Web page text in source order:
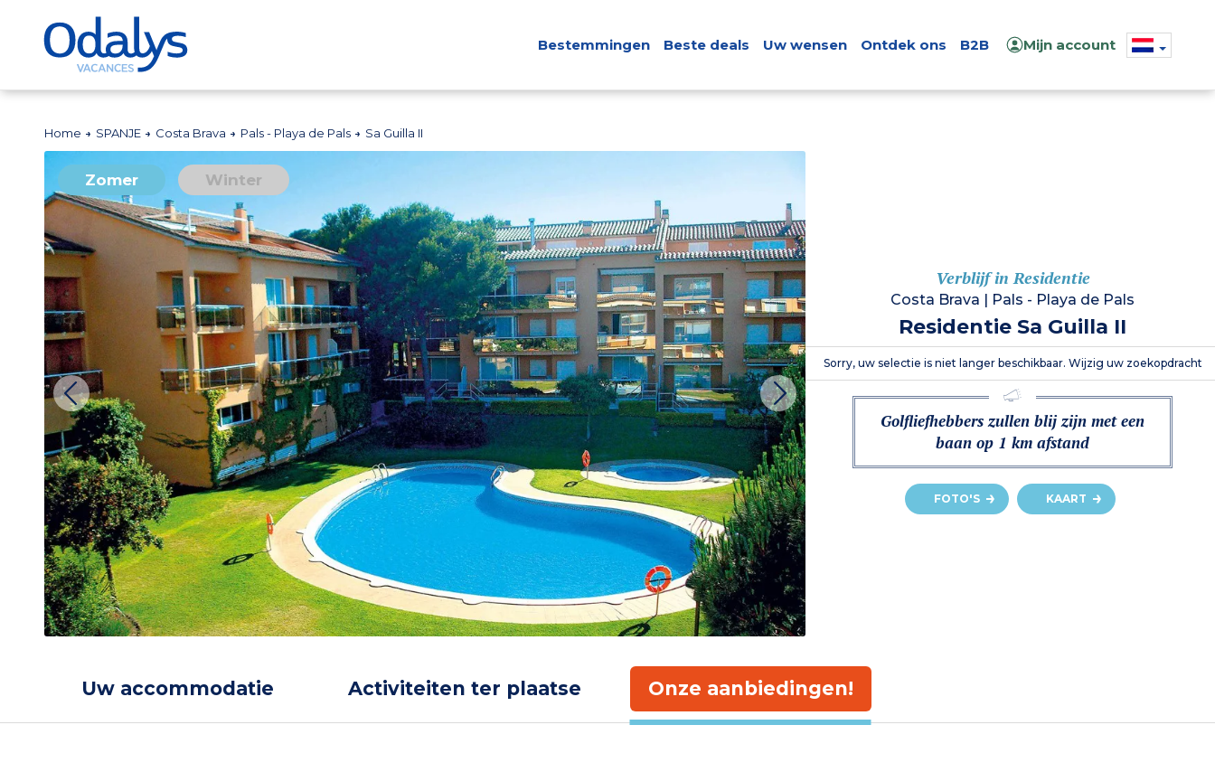
Bestemmingen Beste deals Uw wensen Ontdek ons B2B Mijn account
Home SPANJE Costa Brava Pals - Playa de Pals Sa Guilla II
Zomer Winter
Verblijf in Residentie
Costa Brava Pals - Playa de Pals
Residentie Sa Guilla II
Sorry, uw selectie is niet langer beschikbaar. Wijzig uw zoekopdracht
Golfliefhebbers zullen blij zijn met een
baan op 1 km afstand
FOTO'S KAART
Uw accommodatie Activiteiten ter plaatse Onze aanbiedingen!